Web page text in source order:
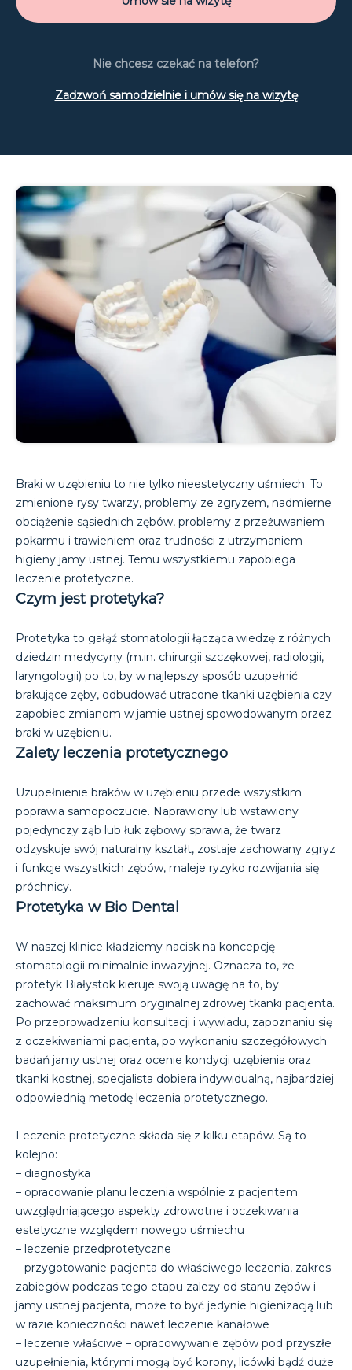
Braki w uzębieniu to nie tylko nieestetyczny uśmiech. To
zmienione rysy twarzy, problemy ze zgryzem, nadmierne
obciążenie sąsiednich zębów, problemy z przeżuwaniem
pokarmu i trawieniem oraz trudności z utrzymaniem
higieny jamy ustnej. Temu wszystkiemu zapobiega
leczenie protetyczne.
Czym jest protetyka?
Protetyka to gałąź stomatologii łącząca wiedzę z różnych
dziedzin medycyny (m.in. chirurgii szczękowej, radiologii,
laryngologii) po to, by w najlepszy sposób uzupełnić
brakujące zęby, odbudować utracone tkanki uzębienia czy
zapobiec zmianom w jamie ustnej spowodowanym przez
braki w uzębieniu.
Zalety leczenia protetycznego
Uzupełnienie braków w uzębieniu przede wszystkim
poprawia samopoczucie. Naprawiony lub wstawiony
pojedynczy ząb lub łuk zębowy sprawia, że twarz
odzyskuje swój naturalny kształt, zostaje zachowany zgryz
i funkcje wszystkich zębów, maleje ryzyko rozwijania się
próchnicy.
Protetyka w Bio Dental
W naszej klinice kładziemy nacisk na koncepcję
stomatologii minimalnie inwazyjnej. Oznacza to, że
protetyk Białystok kieruje swoją uwagę na to, by
zachować maksimum oryginalnej zdrowej tkanki pacjenta.
Po przeprowadzeniu konsultacji i wywiadu, zapoznaniu się
z oczekiwaniami pacjenta, po wykonaniu szczegółowych
badań jamy ustnej oraz ocenie kondycji uzębienia oraz
tkanki kostnej, specjalista dobiera indywidualną, najbardziej
odpowiednią metodę leczenia protetycznego.
Leczenie protetyczne składa się z kilku etapów. Są to
kolejno:
– diagnostyka
– opracowanie planu leczenia wspólnie z pacjentem
uwzględniającego aspekty zdrowotne i oczekiwania
estetyczne względem nowego uśmiechu
– leczenie przedprotetyczne
– przygotowanie pacjenta do właściwego leczenia, zakres
zabiegów podczas tego etapu zależy od stanu zębów i
jamy ustnej pacjenta, może to być jedynie higienizacją lub
w razie konieczności nawet leczenie kanałowe
– leczenie właściwe – opracowywanie zębów pod przyszłe
uzupełnienia, którymi mogą być korony, licówki bądź duże
Nie chcesz czekać na telefon?
Zadzwoń samodzielnie i umów się na wizytę